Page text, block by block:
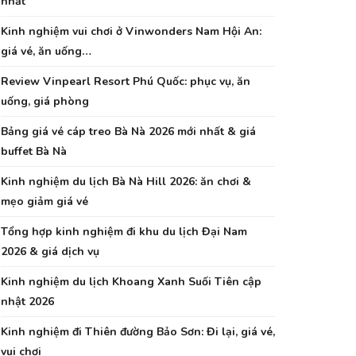
Kinh nghiệm vui chơi ở Vinwonders Nam Hội An:
giá vé, ăn uống…
Review Vinpearl Resort Phú Quốc: phục vụ, ăn
uống, giá phòng
Bảng giá vé cáp treo Bà Nà 2026 mới nhất & giá
buffet Bà Nà
Kinh nghiệm du lịch Bà Nà Hill 2026: ăn chơi &
mẹo giảm giá vé
Tổng hợp kinh nghiệm đi khu du lịch Đại Nam
2026 & giá dịch vụ
Kinh nghiệm du lịch Khoang Xanh Suối Tiên cập
nhật 2026
Kinh nghiệm đi Thiên đường Bảo Sơn: Đi lại, giá vé,
vui chơi